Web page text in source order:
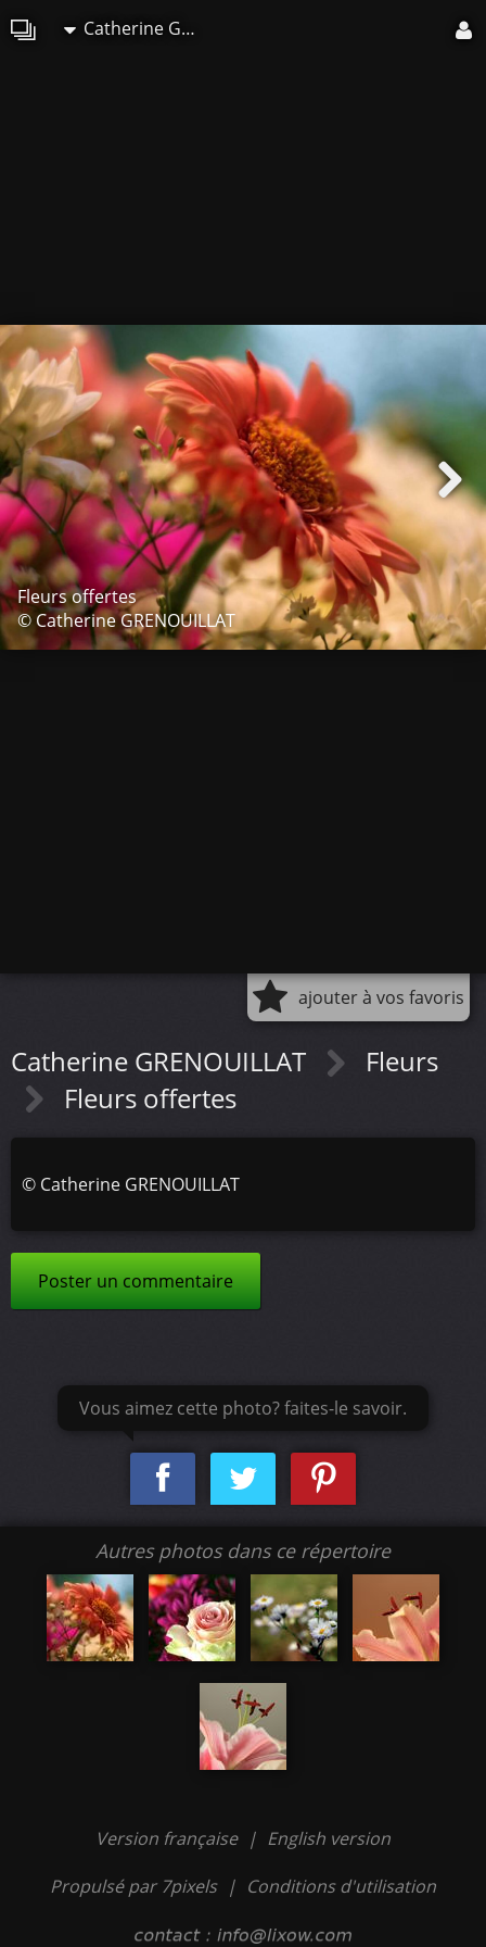
Catherine GRENOUILLAT
Fleurs offertes
© Catherine GRENOUILLAT
ajouter à vos favoris
Catherine GRENOUILLAT
Fleurs
Fleurs offertes
© Catherine GRENOUILLAT
Poster un commentaire
Vous aimez cette photo? faites-le savoir.
Autres photos dans ce répertoire
Version française | English version
Propulsé par 7pixels | Conditions d'utilisation